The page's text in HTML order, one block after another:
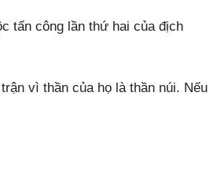
tấn công lần thứ hai của địch
vì thần của họ là thần núi. Nếu